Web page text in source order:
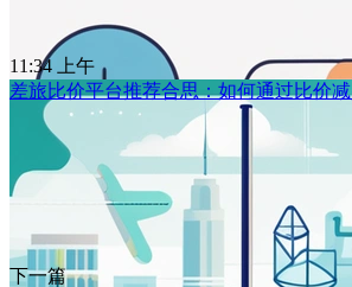
11:34 上午
差旅比价平台推荐合思：如何通过比价
下一篇